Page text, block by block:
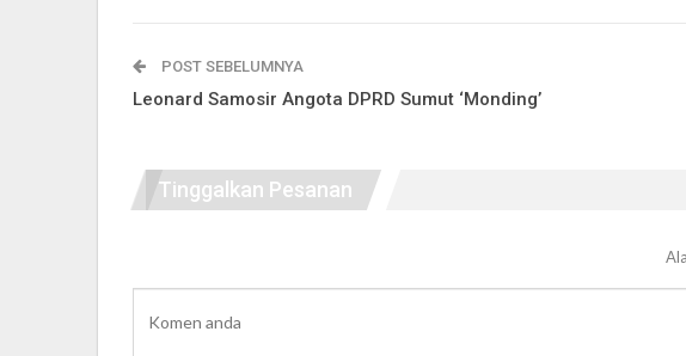
POST SEBELUMNYA
Leonard Samosir Angota DPRD Sumut ‘Monding’
Tinggalkan Pesanan